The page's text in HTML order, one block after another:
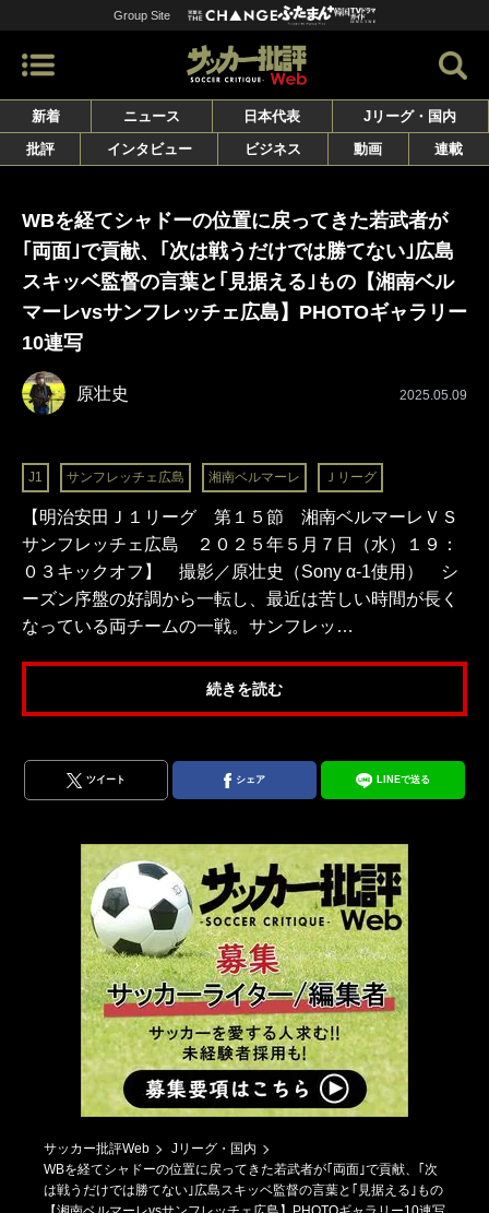
Group Site
新着 ニュース 日本代表
Jリーグ・国内
批評
インタビュー ビジネス 動画 連載
WBを経てシャドーの位置に戻ってきた若武者が
｢両面｣で貢献、｢次は戦うだけでは勝てない｣広島
スキッベ監督の言葉と｢見据える｣もの【湘南ベル
マーレvsサンフレッチェ広島】PHOTOギャラリー
10連写
原壮史 2025.05.09
J1 サンフレッチェ広島 湘南ベルマーレ Ｊリーグ
【明治安田Ｊ１リーグ 第１５節 湘南ベルマーレＶＳ
サンフレッチェ広島 ２０２５年５月７日（水）１９：
０３キックオフ】 撮影／原壮史（Sony α-1使用） シ
ーズン序盤の好調から一転し、最近は苦しい時間が長く
なっている両チームの一戦。サンフレッ…
続きを読む
ツイート シェア LINEで送る
サッカー批評Web
Jリーグ・国内
WBを経てシャドーの位置に戻ってきた若武者が｢両面｣で貢献、｢次
は戦うだけでは勝てない｣広島スキッベ監督の言葉と｢見据える｣もの